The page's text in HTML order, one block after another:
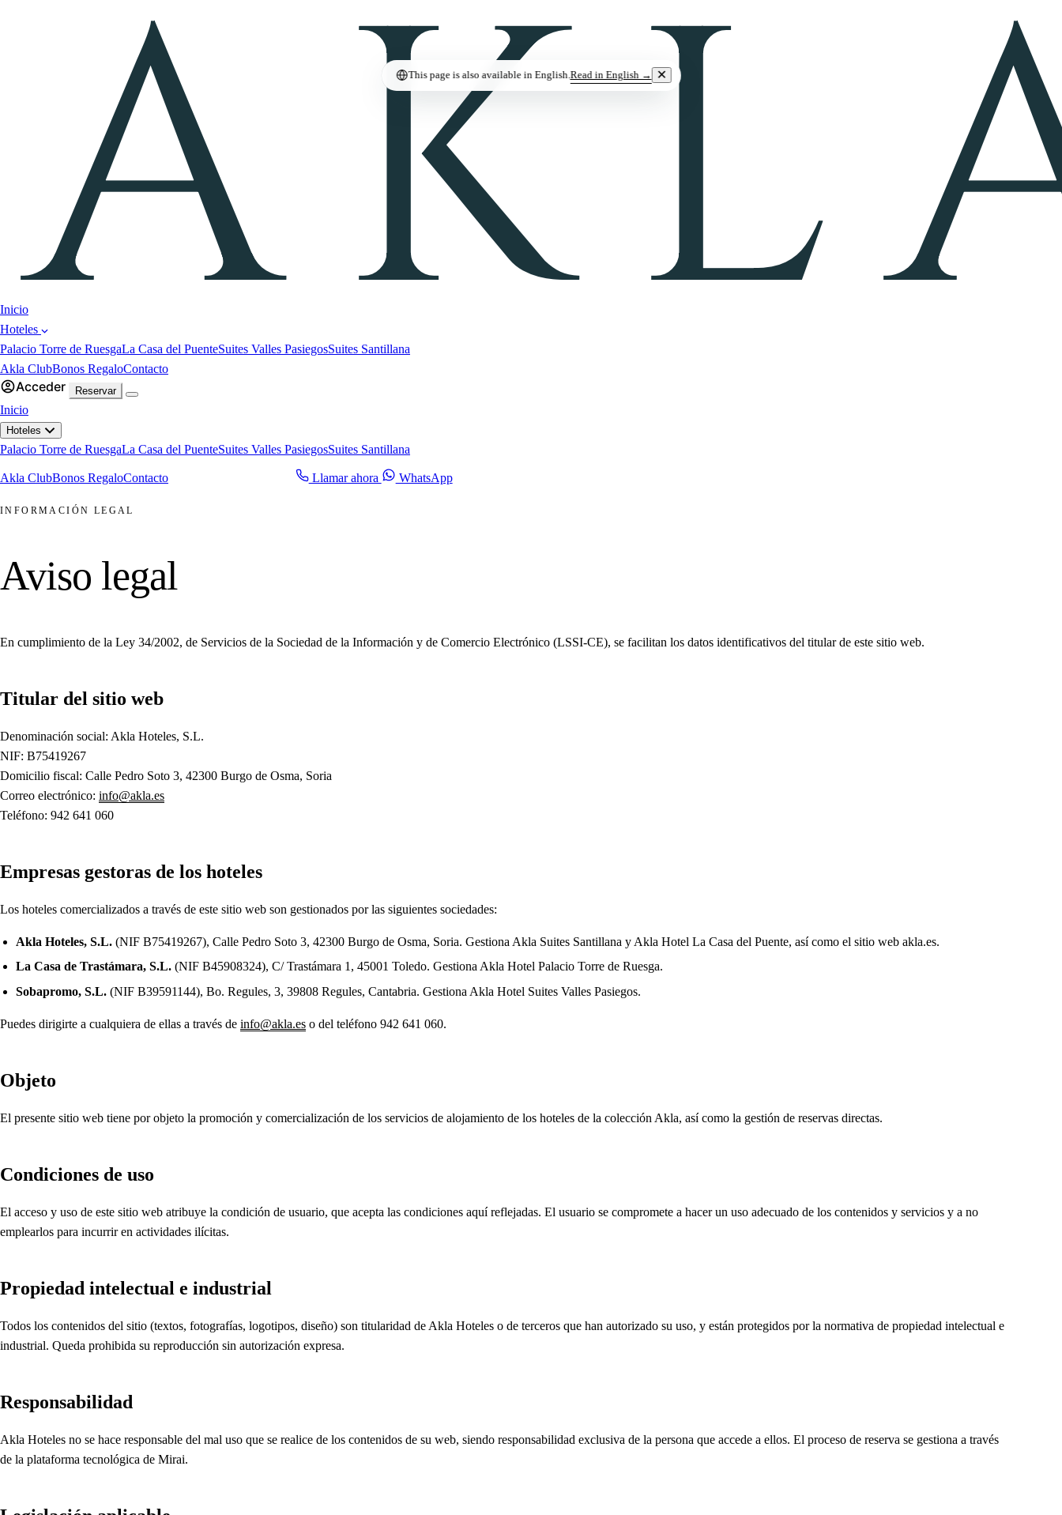
Inicio
Hoteles
Palacio Torre de RuesgaLa Casa del PuenteSuites Valles PasiegosSuites Santillana
Akla ClubBonos RegaloContacto
Acceder Reservar
Inicio
Hoteles
Palacio Torre de RuesgaLa Casa del PuenteSuites Valles PasiegosSuites Santillana
Akla ClubBonos RegaloContacto Llamar ahora WhatsApp
INFORMACIÓN LEGAL
Aviso legal
En cumplimiento de la Ley 34/2002, de Servicios de la Sociedad de la Información y de Comercio Electrónico (LSSI-CE), se facilitan los datos identificativos del titular de este sitio web.
Titular del sitio web
Denominación social: Akla Hoteles, S.L.
NIF: B75419267
Domicilio fiscal: Calle Pedro Soto 3, 42300 Burgo de Osma, Soria
Correo electrónico: info@akla.es
Teléfono: 942 641 060
Empresas gestoras de los hoteles
Los hoteles comercializados a través de este sitio web son gestionados por las siguientes sociedades:
Akla Hoteles, S.L. (NIF B75419267), Calle Pedro Soto 3, 42300 Burgo de Osma, Soria. Gestiona Akla Suites Santillana y Akla Hotel La Casa del Puente, así como el sitio web akla.es.
La Casa de Trastámara, S.L. (NIF B45908324), C/ Trastámara 1, 45001 Toledo. Gestiona Akla Hotel Palacio Torre de Ruesga.
Sobapromo, S.L. (NIF B39591144), Bo. Regules, 3, 39808 Regules, Cantabria. Gestiona Akla Hotel Suites Valles Pasiegos.
Puedes dirigirte a cualquiera de ellas a través de info@akla.es o del teléfono 942 641 060.
Objeto
El presente sitio web tiene por objeto la promoción y comercialización de los servicios de alojamiento de los hoteles de la colección Akla, así como la gestión de reservas directas.
Condiciones de uso
El acceso y uso de este sitio web atribuye la condición de usuario, que acepta las condiciones aquí reflejadas. El usuario se compromete a hacer un uso adecuado de los contenidos y servicios y a no
emplearlos para incurrir en actividades ilícitas.
Propiedad intelectual e industrial
Todos los contenidos del sitio (textos, fotografías, logotipos, diseño) son titularidad de Akla Hoteles o de terceros que han autorizado su uso, y están protegidos por la normativa de propiedad intelectual e
industrial. Queda prohibida su reproducción sin autorización expresa.
Responsabilidad
Akla Hoteles no se hace responsable del mal uso que se realice de los contenidos de su web, siendo responsabilidad exclusiva de la persona que accede a ellos. El proceso de reserva se gestiona a través
de la plataforma tecnológica de Mirai.
This page is also available in English.Read in English → ✕